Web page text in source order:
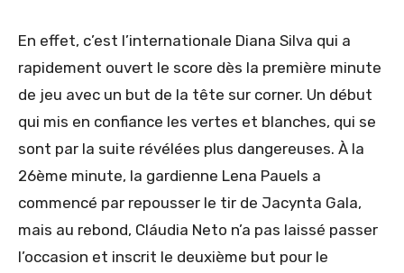
En effet, c’est l’internationale Diana Silva qui a
rapidement ouvert le score dès la première minute
de jeu avec un but de la tête sur corner. Un début
qui mis en confiance les vertes et blanches, qui se
sont par la suite révélées plus dangereuses. À la
26ème minute, la gardienne Lena Pauels a
commencé par repousser le tir de Jacynta Gala,
mais au rebond, Cláudia Neto n’a pas laissé passer
l’occasion et inscrit le deuxième but pour le